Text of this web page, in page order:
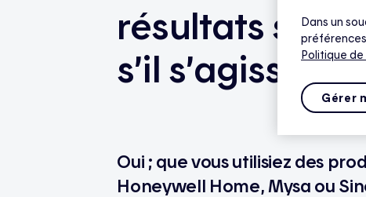
résultats
s’il s’agissait
Oui ; que vous utilisiez des
Honeywell Home, Mysa ou
Dans un
Politique
Gérer